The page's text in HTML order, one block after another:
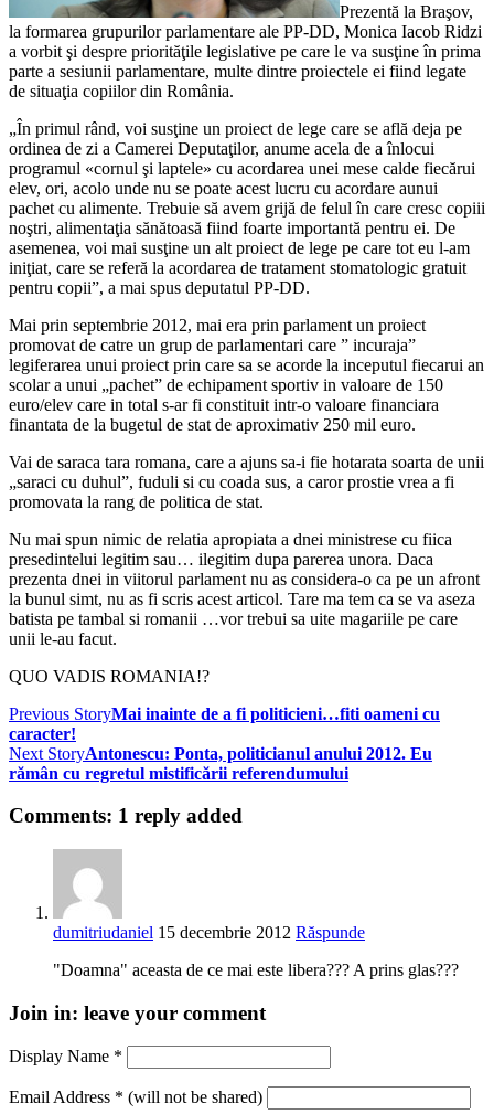
Prezentă la Braşov,
la formarea grupurilor parlamentare ale PP-DD, Monica Iacob Ridzi
a vorbit şi despre priorităţile legislative pe care le va susţine în prima
parte a sesiunii parlamentare, multe dintre proiectele ei fiind legate
de situaţia copiilor din România.
„În primul rând, voi susţine un proiect de lege care se află deja pe
ordinea de zi a Camerei Deputaţilor, anume acela de a înlocui
programul «cornul şi laptele» cu acordarea unei mese calde fiecărui
elev, ori, acolo unde nu se poate acest lucru cu acordare aunui
pachet cu alimente. Trebuie să avem grijă de felul în care cresc copiii
noştri, alimentaţia sănătoasă fiind foarte importantă pentru ei. De
asemenea, voi mai susţine un alt proiect de lege pe care tot eu l-am
iniţiat, care se referă la acordarea de tratament stomatologic gratuit
pentru copii”, a mai spus deputatul PP-DD.
Mai prin septembrie 2012, mai era prin parlament un proiect
promovat de catre un grup de parlamentari care ” incuraja”
legiferarea unui proiect prin care sa se acorde la inceputul fiecarui an
scolar a unui „pachet” de echipament sportiv in valoare de 150
euro/elev care in total s-ar fi constituit intr-o valoare financiara
finantata de la bugetul de stat de aproximativ 250 mil euro.
Vai de saraca tara romana, care a ajuns sa-i fie hotarata soarta de unii
„saraci cu duhul”, fuduli si cu coada sus, a caror prostie vrea a fi
promovata la rang de politica de stat.
Nu mai spun nimic de relatia apropiata a dnei ministrese cu fiica
presedintelui legitim sau… ilegitim dupa parerea unora. Daca
prezenta dnei in viitorul parlament nu as considera-o ca pe un afront
la bunul simt, nu as fi scris acest articol. Tare ma tem ca se va aseza
batista pe tambal si romanii …vor trebui sa uite magariile pe care
unii le-au facut.
QUO VADIS ROMANIA!?
Previous StoryMai inainte de a fi politicieni…fiti oameni cu
caracter!
Next StoryAntonescu: Ponta, politicianul anului 2012. Eu
rămân cu regretul mistificării referendumului
Comments: 1 reply added
dumitriudaniel 15 decembrie 2012 Răspunde
"Doamna" aceasta de ce mai este libera??? A prins glas???
Join in: leave your comment
Display Name *
Email Address * (will not be shared)